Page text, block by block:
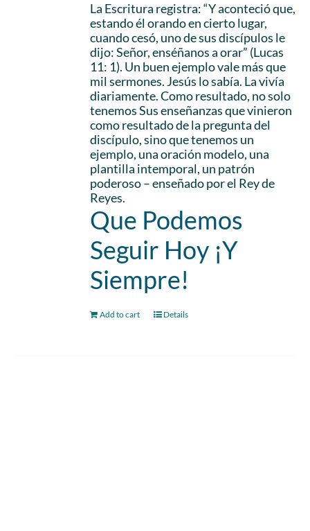
La Escritura registra: “Y aconteció que,
estando él orando en cierto lugar,
cuando cesó, uno de sus discípulos le
dijo: Señor, enséñanos a orar” (Lucas
11: 1). Un buen ejemplo vale más que
mil sermones. Jesús lo sabía. La vivía
diariamente. Como resultado, no solo
tenemos Sus enseñanzas que vinieron
como resultado de la pregunta del
discípulo, sino que tenemos un
ejemplo, una oración modelo, una
plantilla intemporal, un patrón
poderoso – enseñado por el Rey de
Reyes.
Que Podemos
Seguir Hoy ¡Y
Siempre!
Add to cart Details